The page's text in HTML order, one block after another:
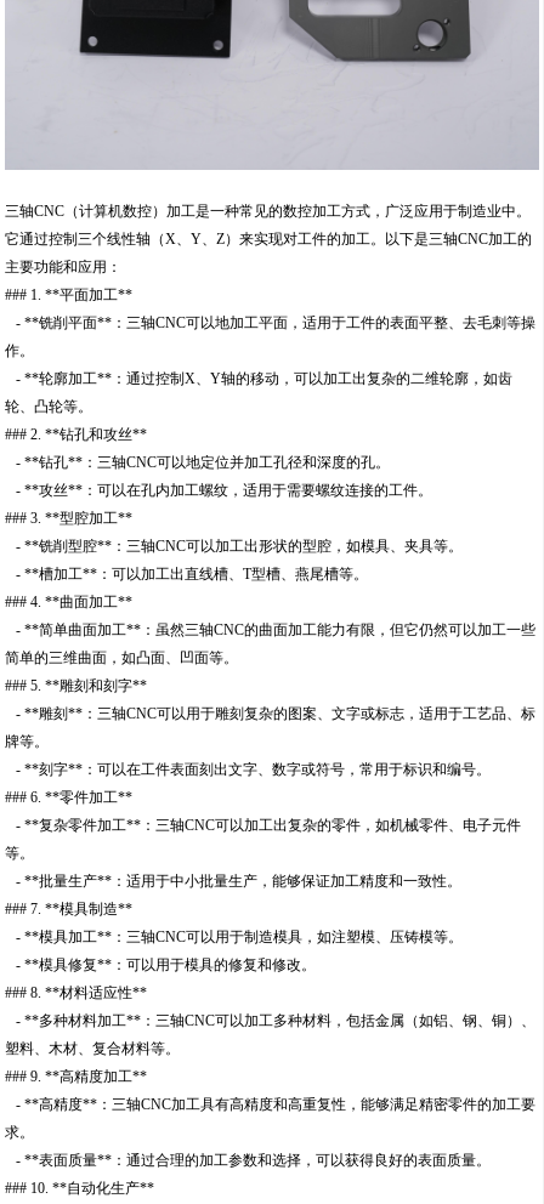
三轴CNC（计算机数控）加工是一种常见的数控加工方式，广泛应用于制造业中。
它通过控制三个线性轴（X、Y、Z）来实现对工件的加工。以下是三轴CNC加工的
主要功能和应用：
### 1. **平面加工**
- **铣削平面**：三轴CNC可以地加工平面，适用于工件的表面平整、去毛刺等操
作。
- **轮廓加工**：通过控制X、Y轴的移动，可以加工出复杂的二维轮廓，如齿
轮、凸轮等。
### 2. **钻孔和攻丝**
- **钻孔**：三轴CNC可以地定位并加工孔径和深度的孔。
- **攻丝**：可以在孔内加工螺纹，适用于需要螺纹连接的工件。
### 3. **型腔加工**
- **铣削型腔**：三轴CNC可以加工出形状的型腔，如模具、夹具等。
- **槽加工**：可以加工出直线槽、T型槽、燕尾槽等。
### 4. **曲面加工**
- **简单曲面加工**：虽然三轴CNC的曲面加工能力有限，但它仍然可以加工一些
简单的三维曲面，如凸面、凹面等。
### 5. **雕刻和刻字**
- **雕刻**：三轴CNC可以用于雕刻复杂的图案、文字或标志，适用于工艺品、标
牌等。
- **刻字**：可以在工件表面刻出文字、数字或符号，常用于标识和编号。
### 6. **零件加工**
- **复杂零件加工**：三轴CNC可以加工出复杂的零件，如机械零件、电子元件
等。
- **批量生产**：适用于中小批量生产，能够保证加工精度和一致性。
### 7. **模具制造**
- **模具加工**：三轴CNC可以用于制造模具，如注塑模、压铸模等。
- **模具修复**：可以用于模具的修复和修改。
### 8. **材料适应性**
- **多种材料加工**：三轴CNC可以加工多种材料，包括金属（如铝、钢、铜）、
塑料、木材、复合材料等。
### 9. **高精度加工**
- **高精度**：三轴CNC加工具有高精度和高重复性，能够满足精密零件的加工要
求。
- **表面质量**：通过合理的加工参数和选择，可以获得良好的表面质量。
### 10. **自动化生产**